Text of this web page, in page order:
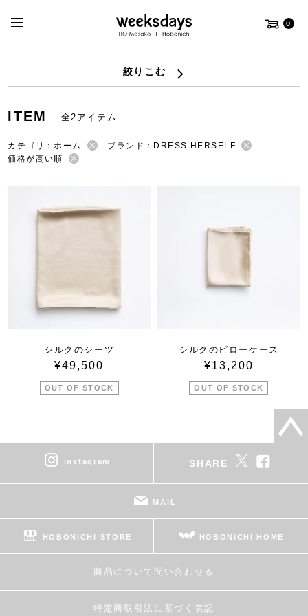
0
絞りこむ
ITEM 全2アイテム
カテゴリ：ホーム
ブランド：DRESS HERSELF
価格が高い順
シルクのシーツ
¥49,500
OUT OF STOCK
シルクのピローケース
¥13,200
OUT OF STOCK
instagram SHARE
MAIL
HOBONICHI STORE HOBONICHI HOME
商品について問い合わせる
特定商取引法に基づく表記